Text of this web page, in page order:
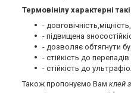
Термовінілу характерні
- довговічність,міцність,
- підвищена
- дозволяє обтягнути
- стійкість до
- стійкість до
Також пропонуємо Вам клей